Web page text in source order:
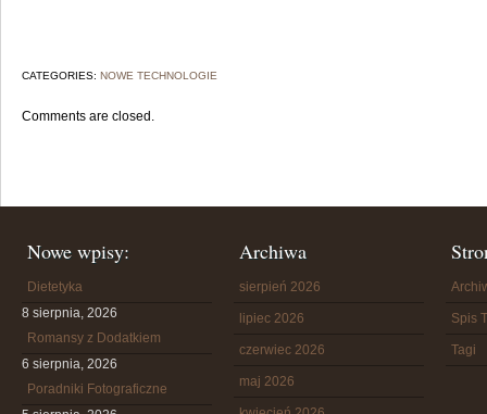
CATEGORIES: NOWE TECHNOLOGIE
Comments are closed.
Nowe wpisy:
Dietetyka
8 sierpnia, 2026
Romansy z Dodatkiem
6 sierpnia, 2026
Poradniki Fotograficzne
Archiwa
sierpień 2026
lipiec 2026
czerwiec 2026
maj 2026
Spis
Tagi